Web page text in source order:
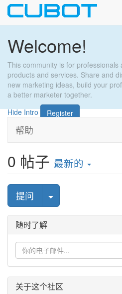
Welcome!
This community is for professionals
products and services. Share and
new marketing ideas, build your
a better marketer together.
Hide Intro
Register
帮助
0 帖子 最新的
提问 选择帖子
随时了解
关于这个社区